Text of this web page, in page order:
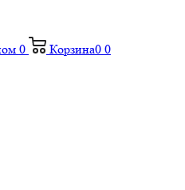
0 Корзина0 0